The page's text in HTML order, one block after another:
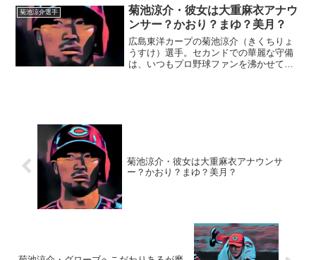
なっている人は、数人います。どの人が
本命で、どの女性とお付...
菊池涼介選手
菊池涼介・彼女は大重麻衣アナウ
ンサー？かおり？まゆ？美月？
広島東洋カープの菊池涼介（きくちりょ
うすけ）選手。セカンドでの華麗な守備
は、いつもプロ野球ファンを沸かせてく
菊池涼介・彼女は大重麻衣アナウンサ
ー？かおり？まゆ？美月？